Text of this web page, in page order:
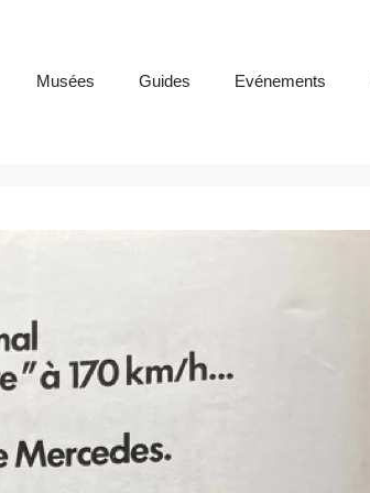
Musées Guides Evénements